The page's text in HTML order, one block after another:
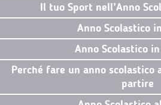
Il tuo Sport nell’Anno
Anno Scolastico
Anno Scolastico
Perché fare un anno scolastico
partire